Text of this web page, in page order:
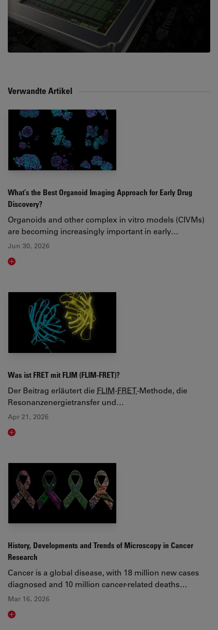
Verwandte Artikel
What’s the Best Organoid Imaging Approach for Early Drug
Discovery?
Organoids and other complex in vitro models (CIVMs)
are becoming increasingly important in early…
Jun 30, 2026
Read article
Was ist FRET mit FLIM (FLIM-FRET)?
Der Beitrag erläutert die FLIM-FRET-Methode, die
Resonanzenergietransfer und…
Apr 21, 2026
Read article
History, Developments and Trends of Microscopy in Cancer
Research
Cancer is a global disease, with 18 million new cases
diagnosed and 10 million cancer-related deaths…
Mar 16, 2026
Read article